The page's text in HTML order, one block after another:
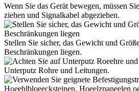
Wenn Sie das Gerät bewegen, müssen
ziehen und Signalkabel abgeziehen.
Stellen Sie sicher, das Gewicht und
Beschränkungen liegen.
Unterputz Rohre und Leitungen.